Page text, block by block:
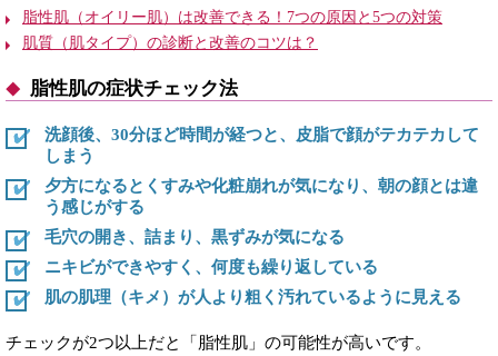
脂性肌（オイリー肌）は改善できる！7つの原因と5つの対策
肌質（肌タイプ）の診断と改善のコツは？
脂性肌の症状チェック法
洗顔後、30分ほど時間が経つと、皮脂で顔がテカテカして
しまう
夕方になるとくすみや化粧崩れが気になり、朝の顔とは違
う感じがする
毛穴の開き、詰まり、黒ずみが気になる
ニキビができやすく、何度も繰り返している
肌の肌理（キメ）が人より粗く汚れているように見える
チェックが2つ以上だと「脂性肌」の可能性が高いです。